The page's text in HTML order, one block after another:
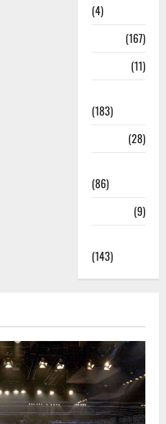
(4)
(167)
(11)
(183)
(28)
(86)
(9)
(143)